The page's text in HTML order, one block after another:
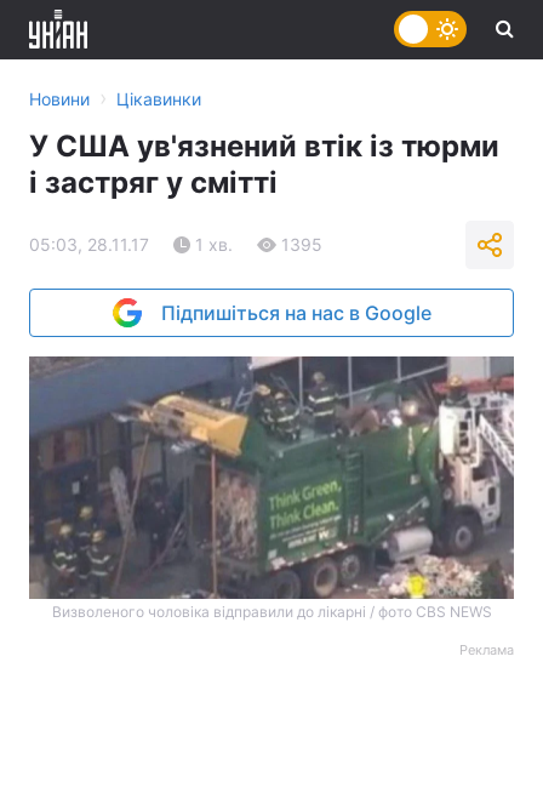
Новини › Цікавинки
У США ув'язнений втік із тюрми
і застряг у смітті
05:03, 28.11.17 1 хв. 1395
Підпишіться на нас в Google
Визволеного чоловіка відправили до лікарні / фото CBS NEWS
Реклама